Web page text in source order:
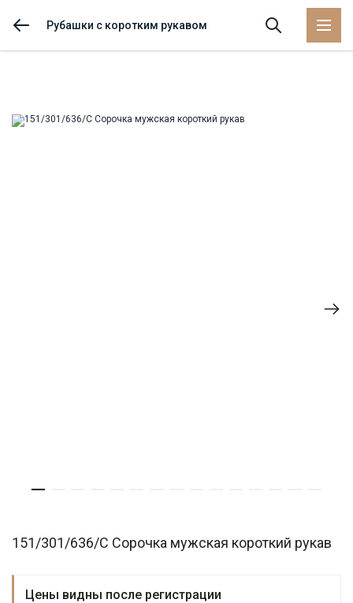
Рубашки с коротким рукавом
151/301/636/C Сорочка мужская короткий рукав
Цены видны после регистрации